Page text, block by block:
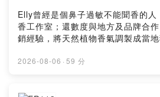
Elly曾經是個鼻子過敏不能聞香的
香工作室；還數度與地方及品牌合
銷經驗，將天然植物香氣調製成當
來分享 --Hosting provided by
2026-08-06 · 59 分